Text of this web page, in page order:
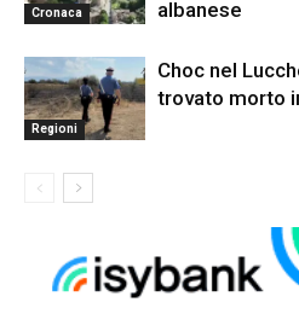
Cronaca
albanese
Regioni
Choc nel
trovato morto